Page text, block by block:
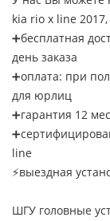
kia rio x line 2017,
➕бесплатная
день заказа
➕оплата: при
для юрлиц
➕гарантия 12
line
⚡выездная
ШГУ головные